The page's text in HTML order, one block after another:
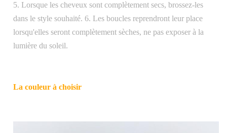
5. Lorsque les cheveux sont complètement secs, brossez-les
dans le style souhaité. 6. Les boucles reprendront leur place
lorsqu'elles seront complètement sèches, ne pas exposer à la
lumière du soleil.
La couleur à choisir